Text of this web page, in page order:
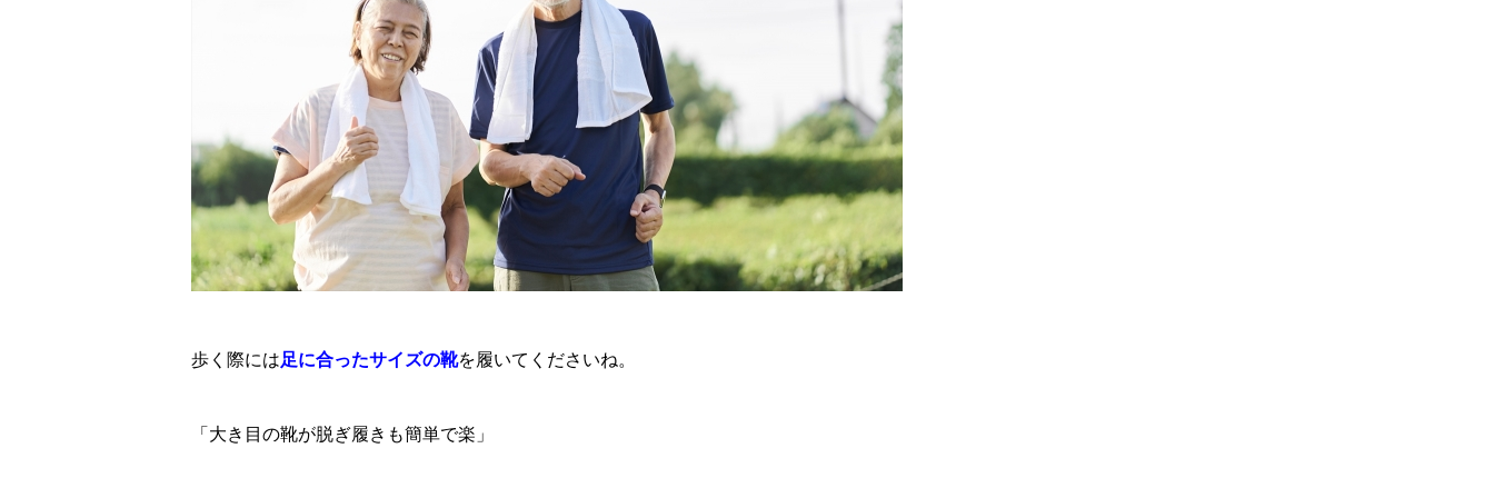
歩く際には足に合ったサイズの靴を履いてくださいね。
「大き目の靴が脱ぎ履きも簡単で楽」